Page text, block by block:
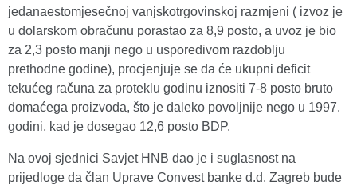
jedanaestomjesečnoj vanjskotrgovinskoj razmjeni ( izvoz je
u dolarskom obračunu porastao za 8,9 posto, a uvoz je bio
za 2,3 posto manji nego u usporedivom razdoblju
prethodne godine), procjenjuje se da će ukupni deficit
tekućeg računa za proteklu godinu iznositi 7-8 posto bruto
domaćega proizvoda, što je daleko povoljnije nego u 1997.
godini, kad je dosegao 12,6 posto BDP.
Na ovoj sjednici Savjet HNB dao je i suglasnost na
prijedloge da član Uprave Convest banke d.d. Zagreb bude